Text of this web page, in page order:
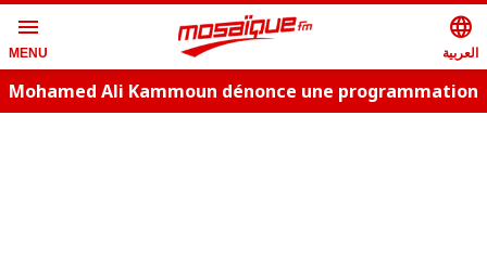
menu
MENU
language
العربية
Mohamed Ali Kammoun dénonce une programmation